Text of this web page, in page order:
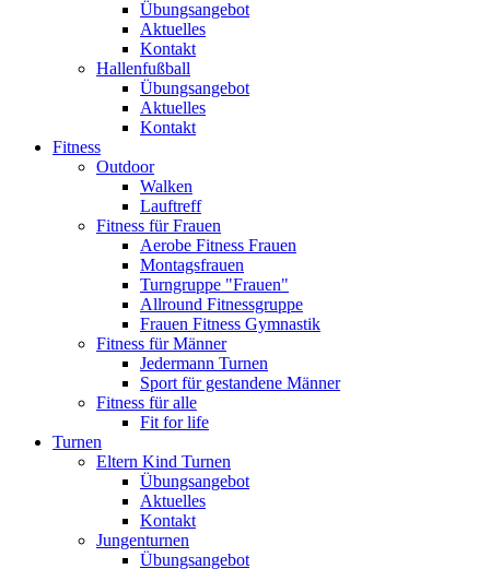
Übungsangebot
Aktuelles
Kontakt
Hallenfußball
Übungsangebot
Aktuelles
Kontakt
Fitness
Outdoor
Walken
Lauftreff
Fitness für Frauen
Aerobe Fitness Frauen
Montagsfrauen
Turngruppe "Frauen"
Allround Fitnessgruppe
Frauen Fitness Gymnastik
Fitness für Männer
Jedermann Turnen
Sport für gestandene Männer
Fitness für alle
Fit for life
Turnen
Eltern Kind Turnen
Übungsangebot
Aktuelles
Kontakt
Jungenturnen
Übungsangebot